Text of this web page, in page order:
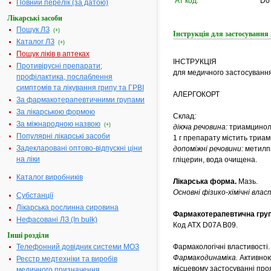
Повний перелік (за датою)
Лікарські засоби
Пошук ЛЗ (+)
Каталог ЛЗ (+)
Пошук ліків в аптеках
Противірусні препарати;
профілактика, послаблення
симптомів та лікування грипу та ГРВІ
За фармакотерапевтичними групами
За лікарською формою
За міжнародною назвою (+)
Популярні лікарські засоби
Задекларовані оптово-відпускні ціни
на ліки
Каталог виробників
Субстанції
Лікарська рослинна сировина
Нефасовані ЛЗ (In bulk)
Інші розділи
Телефонний довідник системи МОЗ
Реєстр медтехніки та виробів
Інструкція для
ІНСТРУКЦІЯ
для медичного
АЛЕРГОКОРТ
Склад:
діюча речовина:
1 г препарату містить
допоміжні речовини:
гліцерин, вода очищена.
Лікарська форма. Мазь.
Основні фізико-хімічні
Фармакотерапевтична
Код АТХ D07A B09.
Фармакологічні властивості.
Фармакодинаміка.
місцевому застосуванні